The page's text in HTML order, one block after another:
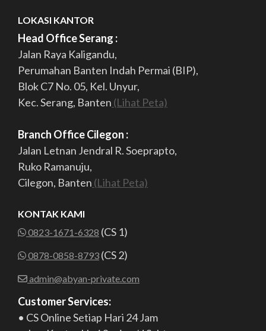
LOKASI KANTOR
Head Office Serang :
Jalan Raya Kaligandu,
Perumahan Banten Indah Permai (BIP),
Blok C7 No. 05, Kel. Unyur,
Kec. Serang, Banten (Lihat Peta)
Branch Office Cilegon :
Jalan Letnan Jendral R. Soeprapto,
Ruko Ramanuju,
Cilegon, Banten (Lihat Peta)
KONTAK KAMI
0823-1671-6328 (CS 1)
0878-0858-8793 (CS 2)
admin@abyan-private.com
Customer Services:
• CS Online Setiap Hari 24 Jam